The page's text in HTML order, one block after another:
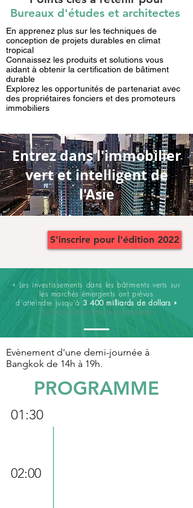
Bureaux d'études et architectes
En apprenez plus sur les techniques de
conception de projets durables en climat
tropical
Connaissez les produits et solutions vous
aidant à obtenir la certification de bâtiment
durable
Explorez les opportunités de partenariat avec
des propriétaires fonciers et des promoteurs
immobiliers
Entrez dans l'immobilier
vert et intelligent de
l'Asie
S'inscrire pour l'édition 2022
« Les investissements dans les bâtiments verts sur
les marchés émergents ont prévus
d'atteindre jusqu'à 3 400 milliards de dollars »
Société Financière Internationale.
Evènement d'une demi-journée à
Bangkok de 14h à 19h.
PROGRAMME
01:30
02:00